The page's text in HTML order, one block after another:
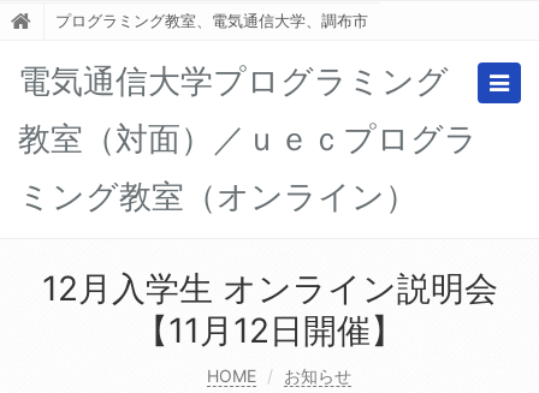
プログラミング教室、電気通信大学、調布市
電気通信大学プログラミング
教室（対面）／ｕｅｃプログラ
ミング教室（オンライン）
12月入学生 オンライン説明会
【11月12日開催】
HOME
お知らせ